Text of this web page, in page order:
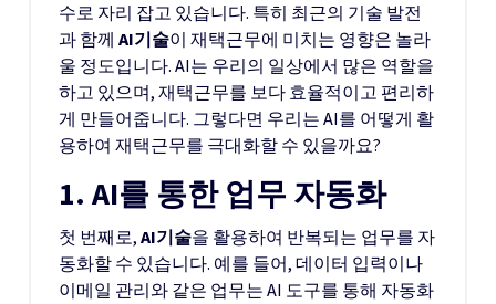
수로 자리 잡고 있습니다. 특히 최근의 기술 발전
과 함께 AI기술이 재택근무에 미치는 영향은 놀라
울 정도입니다. AI는 우리의 일상에서 많은 역할을
하고 있으며, 재택근무를 보다 효율적이고 편리하
게 만들어줍니다. 그렇다면 우리는 AI를 어떻게 활
용하여 재택근무를 극대화할 수 있을까요?
1. AI를 통한 업무 자동화
첫 번째로, AI기술을 활용하여 반복되는 업무를 자
동화할 수 있습니다. 예를 들어, 데이터 입력이나
이메일 관리와 같은 업무는 AI 도구를 통해 자동화